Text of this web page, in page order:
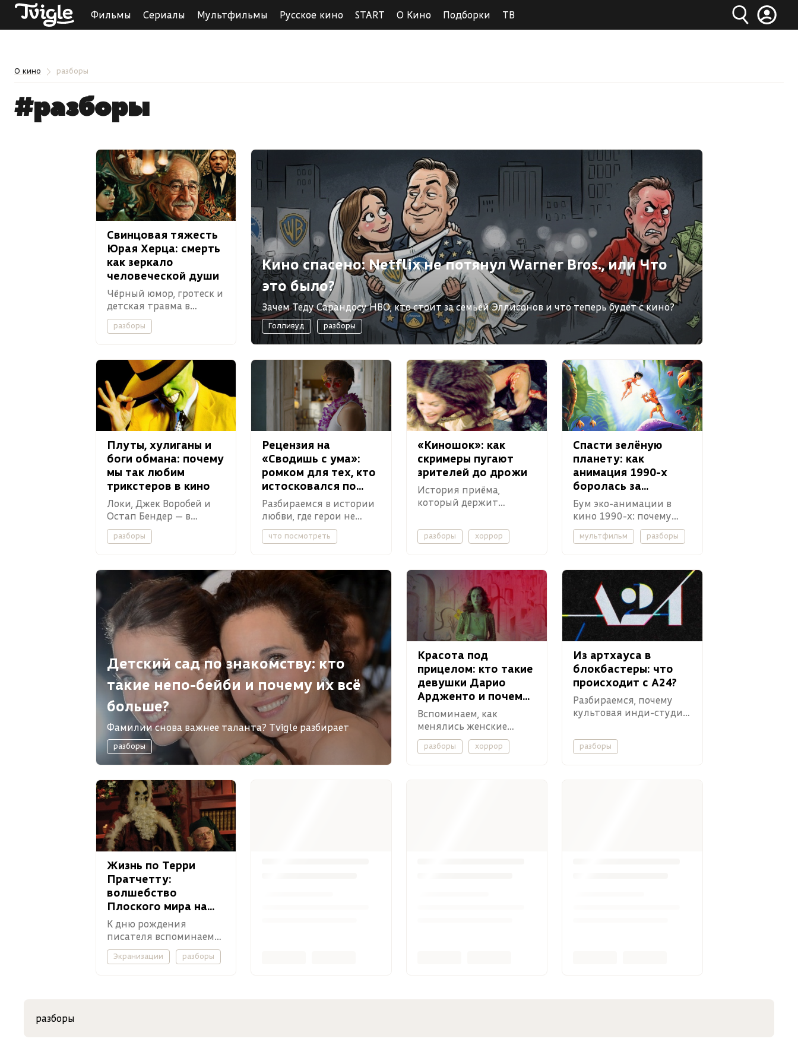
Фильмы Сериалы Мультфильмы Русское кино START О Кино Подборки ТВ
О кино разборы
#разборы
Свинцовая тяжесть
Юрая Херца: смерть
как зеркало
человеческой души
Чёрный юмор, гротеск и
детская травма в
фильмах самого
необычного режиссёра
разборы
Кино спасено: Netflix не потянул Warner Bros., или Что
это было?
Зачем Теду Сарандосу HBO, кто стоит за семьёй Эллисонов и что теперь будет с кино?
Разбираемся.
Голливуд разборы
Плуты, хулиганы и
боги обмана: почему
мы так любим
трикстеров в кино
Локи, Джек Воробей и
Остап Бендер — в
материале Tvigle.
разборы
Рецензия на
«Сводишь с ума»:
ромком для тех, кто
истосковался по
старой доброй
романтике
Разбираемся в истории
любви, где герои не
могут прикоснуться
друг к другу по самой
что посмотреть
«Киношок»: как
скримеры пугают
зрителей до дрожи
История приёма,
который держит
уже почти век.
разборы хоррор
Спасти зелёную
планету: как
анимация 1990-х
боролась за
экологию
Бум эко-анимации в
кино 1990-х: почему
супергерои, феи и
тролли спасали мир от
мультфильм разборы
Детский сад по знакомству: кто
такие непо-бейби и почему их всё
больше?
Фамилии снова важнее таланта? Tvigle разбирает
феномен непотизма в мире кино.
разборы
Красота под
прицелом: кто такие
девушки Дарио
Ардженто и почему
за них страшно
Вспоминаем, как
менялись женские
образы в творениях
короля джалло.
разборы хоррор
Из артхауса в
блокбастеры: что
происходит с A24?
Разбираемся, почему
культовая инди-студия
кинопроизводство.
разборы
Жизнь по Терри
Пратчетту:
волшебство
Плоского мира на
экране
К дню рождения
писателя вспоминаем
лучшие (и не очень)
экранизации его
Экранизации разборы
разборы